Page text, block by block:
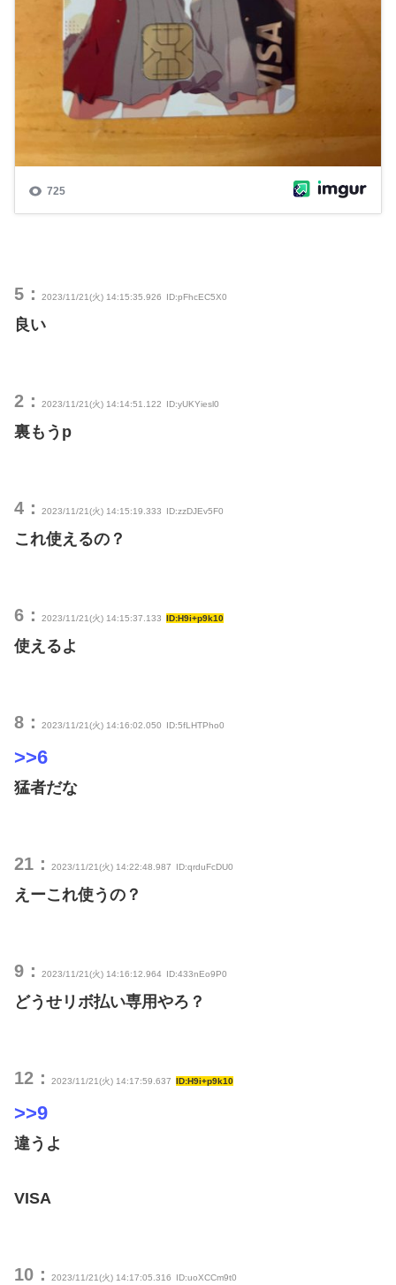
5： 2023/11/21(火) 14:15:35.926 ID:pFhcEC5X0
良い
2： 2023/11/21(火) 14:14:51.122 ID:yUKYiesl0
裏もうp
4： 2023/11/21(火) 14:15:19.333 ID:zzDJEv5F0
これ使えるの？
6： 2023/11/21(火) 14:15:37.133 ID:H9i+p9k10
使えるよ
8： 2023/11/21(火) 14:16:02.050 ID:5fLHTPho0
>>6
猛者だな
21： 2023/11/21(火) 14:22:48.987 ID:qrduFcDU0
えーこれ使うの？
9： 2023/11/21(火) 14:16:12.964 ID:433nEo9P0
どうせリボ払い専用やろ？
12： 2023/11/21(火) 14:17:59.637 ID:H9i+p9k10
>>9
違うよ
VISA
10： 2023/11/21(火) 14:17:05.316 ID:uoXCCm9t0